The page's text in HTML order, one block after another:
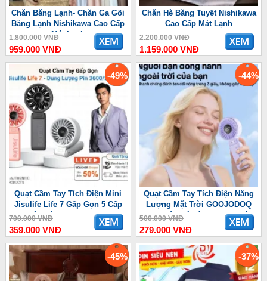
Chăn Băng Lạnh- Chăn Ga Gối
Băng Lạnh Nishikawa Cao Cấp
Mát Lạnh
1.800.000 VNĐ
959.000 VNĐ
Chăn Hè Băng Tuyết Nishikawa
Cao Cấp Mát Lạnh
2.200.000 VNĐ
1.159.000 VNĐ
-49%
Quạt Cầm Tay Tích Điện Mini
Jisulife Life 7 Gấp Gọn 5 Cấp
Độ Gió 3600/5000mAh
700.000 VNĐ
359.000 VNĐ
-44%
Quạt Cầm Tay Tích Điện Năng
Lượng Mặt Trời GOOJODOQ
Mini Có Thể Gập Lại Pin Trâu
3600 mAh
500.000 VNĐ
279.000 VNĐ
-45% -37%